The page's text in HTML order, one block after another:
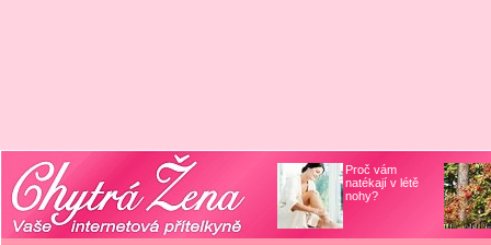
Proč vám
natékají v létě
nohy?